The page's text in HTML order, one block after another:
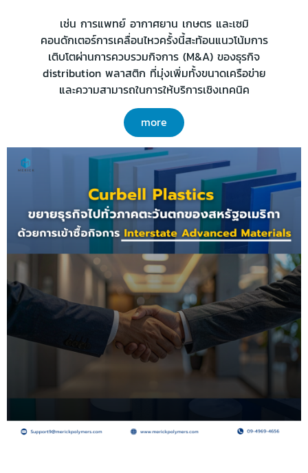
เช่น การแพทย์ อากาศยาน เกษตร และเซมิ
คอนดักเตอร์การเคลื่อนไหวครั้งนี้สะท้อนแนวโน้มการ
เติบโตผ่านการควบรวมกิจการ (M&A) ของธุรกิจ
distribution พลาสติก ที่มุ่งเพิ่มทั้งขนาดเครือข่าย
และความสามารถในการให้บริการเชิงเทคนิค
more